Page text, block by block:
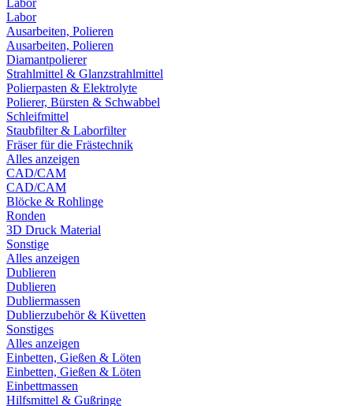
Labor
Labor
Ausarbeiten, Polieren
Ausarbeiten, Polieren
Diamantpolierer
Strahlmittel & Glanzstrahlmittel
Polierpasten & Elektrolyte
Polierer, Bürsten & Schwabbel
Schleifmittel
Staubfilter & Laborfilter
Fräser für die Frästechnik
Alles anzeigen
CAD/CAM
CAD/CAM
Blöcke & Rohlinge
Ronden
3D Druck Material
Sonstige
Alles anzeigen
Dublieren
Dublieren
Dubliermassen
Dublierzubehör & Küvetten
Sonstiges
Alles anzeigen
Einbetten, Gießen & Löten
Einbetten, Gießen & Löten
Einbettmassen
Hilfsmittel & Gußringe